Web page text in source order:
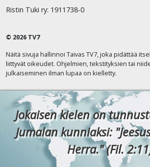
Ristin Tuki ry: 1911738-0
© 2026 TV7
Näitä sivuja hallinnoi Taivas TV7, joka pidättää
liittyvät oikeudet. Ohjelmien, tekstityksien tai
julkaiseminen ilman lupaa on kielletty.
Jokaisen kielen on
Jumalan kunniaksi:
Herra." (Fil.